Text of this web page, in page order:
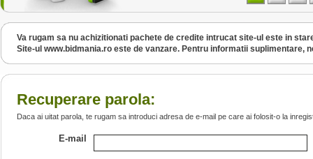
Va rugam sa nu achizitionati pachete de credite intrucat site-ul este in
Site-ul www.bidmania.ro este de vanzare. Pentru informatii suplimentare,
Recuperare parola:
Daca ai uitat parola, te rugam sa introduci adresa de e-mail pe care ai folosit-o la
E-mail